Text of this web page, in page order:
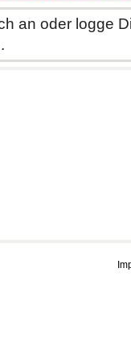
an oder logge